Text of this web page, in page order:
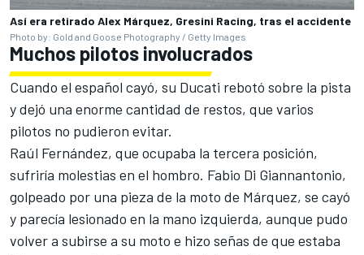
Así era retirado Alex Márquez, Gresini Racing, tras el accidente
Photo by: Gold and Goose Photography / Getty Images
Muchos pilotos involucrados
Cuando el español cayó, su Ducati rebotó sobre la pista
y dejó una enorme cantidad de restos, que varios
pilotos no pudieron evitar.
Raúl Fernández, que ocupaba la tercera posición,
sufriría molestias en el hombro. Fabio Di Giannantonio,
golpeado por una pieza de la moto de Márquez, se cayó
y parecía lesionado en la mano izquierda, aunque pudo
volver a subirse a su moto e hizo señas de que estaba